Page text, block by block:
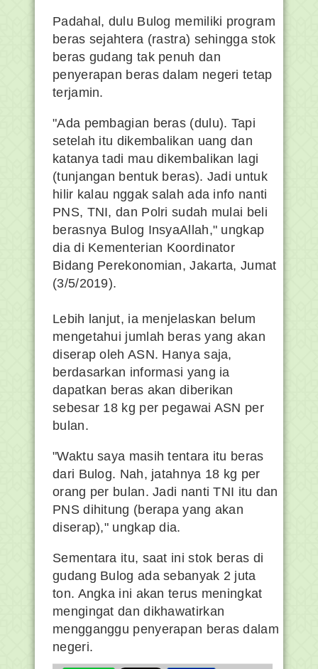
Padahal, dulu Bulog memiliki program
beras sejahtera (rastra) sehingga stok
beras gudang tak penuh dan
penyerapan beras dalam negeri tetap
terjamin.
"Ada pembagian beras (dulu). Tapi
setelah itu dikembalikan uang dan
katanya tadi mau dikembalikan lagi
(tunjangan bentuk beras). Jadi untuk
hilir kalau nggak salah ada info nanti
PNS, TNI, dan Polri sudah mulai beli
berasnya Bulog InsyaAllah," ungkap
dia di Kementerian Koordinator
Bidang Perekonomian, Jakarta, Jumat
(3/5/2019).
Lebih lanjut, ia menjelaskan belum
mengetahui jumlah beras yang akan
diserap oleh ASN. Hanya saja,
berdasarkan informasi yang ia
dapatkan beras akan diberikan
sebesar 18 kg per pegawai ASN per
bulan.
"Waktu saya masih tentara itu beras
dari Bulog. Nah, jatahnya 18 kg per
orang per bulan. Jadi nanti TNI itu dan
PNS dihitung (berapa yang akan
diserap)," ungkap dia.
Sementara itu, saat ini stok beras di
gudang Bulog ada sebanyak 2 juta
ton. Angka ini akan terus meningkat
mengingat dan dikhawatirkan
mengganggu penyerapan beras dalam
negeri.